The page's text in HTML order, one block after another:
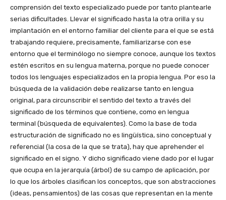
comprensión del texto especializado puede por tanto plantearle
serias dificultades. Llevar el significado hasta la otra orilla y su
implantación en el entorno familiar del cliente para el que se está
trabajando requiere, precisamente, familiarizarse con ese
entorno que el terminólogo no siempre conoce, aunque los textos
estén escritos en su lengua materna, porque no puede conocer
todos los lenguajes especializados en la propia lengua. Por eso la
búsqueda de la validación debe realizarse tanto en lengua
original, para circunscribir el sentido del texto a través del
significado de los términos que contiene, como en lengua
terminal (búsqueda de equivalentes). Como la base de toda
estructuración de significado no es lingüística, sino conceptual y
referencial (la cosa de la que se trata), hay que aprehender el
significado en el signo. Y dicho significado viene dado por el lugar
que ocupa en la jerarquía (árbol) de su campo de aplicación, por
lo que los árboles clasifican los conceptos, que son abstracciones
(ideas, pensamientos) de las cosas que representan en la mente